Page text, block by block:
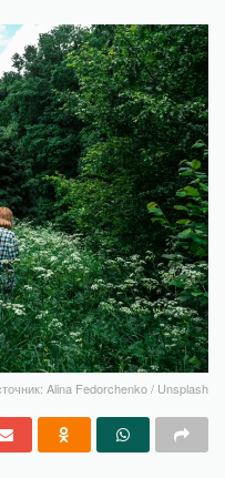
Alina Fedorchenko / Unsplash